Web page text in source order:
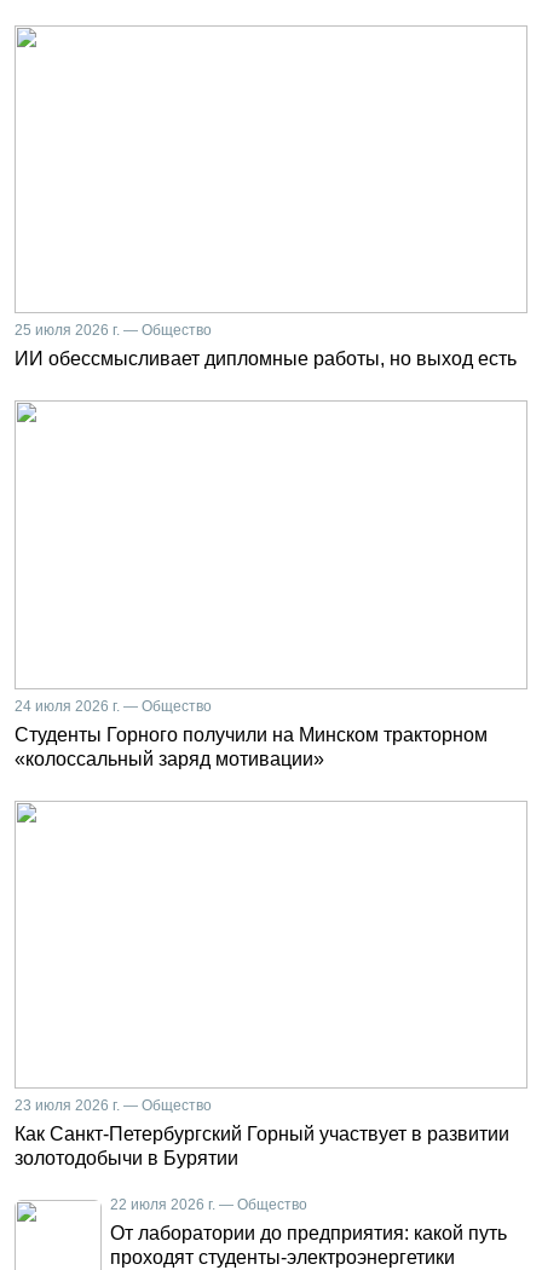
25 июля 2026 г. — Общество
ИИ обессмысливает дипломные работы, но выход есть
24 июля 2026 г. — Общество
Студенты Горного получили на Минском тракторном
«колоссальный заряд мотивации»
23 июля 2026 г. — Общество
Как Санкт-Петербургский Горный участвует в развитии
золотодобычи в Бурятии
22 июля 2026 г. — Общество
От лаборатории до предприятия: какой путь
проходят студенты-электроэнергетики